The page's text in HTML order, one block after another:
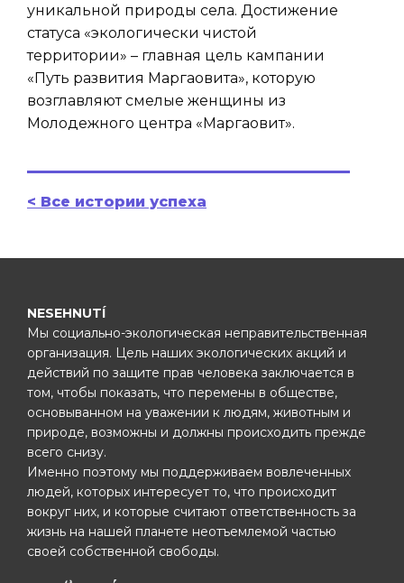
уникальной природы села. Достижение
статуса «экологически чистой
территории» – главная цель кампании
«Путь развития Маргаовита», которую
возглавляют смелые женщины из
Молодежного центра «Маргаовит».
< Все истории успеха
NESEHNUTÍ
Мы социально-экологическая неправительственная
организация. Цель наших экологических акций и
действий по защите прав человека заключается в
том, чтобы показать, что перемены в обществе,
основыванном на уважении к людям, животным и
природе, возможны и должны происходить прежде
всего снизу.
Именно поэтому мы поддерживаем вовлеченных
людей, которых интересует то, что происходит
вокруг них, и которые считают ответственность за
жизнь на нашей планете неотъемлемой частью
своей собственной свободы.